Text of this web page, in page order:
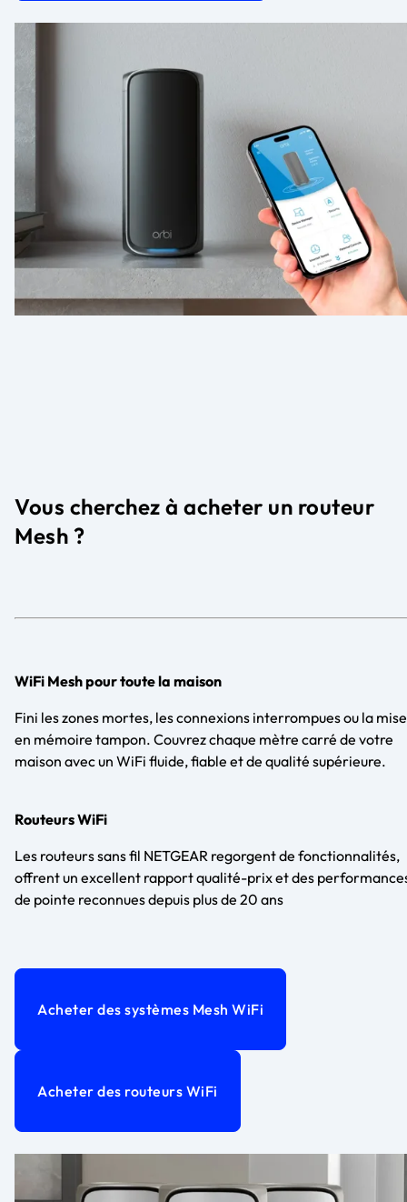
Vous cherchez à acheter un routeur
Mesh ?
WiFi Mesh pour toute la maison
Fini les zones mortes, les connexions interrompues ou la mise
en mémoire tampon. Couvrez chaque mètre carré de votre
maison avec un WiFi fluide, fiable et de qualité supérieure.
Routeurs WiFi
Les routeurs sans fil NETGEAR regorgent de fonctionnalités,
offrent un excellent rapport qualité-prix et des
de pointe reconnues depuis plus de 20 ans
Acheter des systèmes Mesh WiFi
Acheter des routeurs WiFi